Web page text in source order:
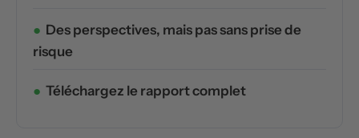
Des perspectives, mais pas sans prise de
risque
Téléchargez le rapport complet